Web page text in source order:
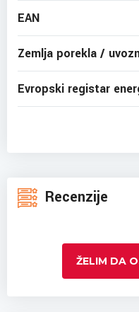
EAN
Zemlja porekla /
Evropski registar
Recenzije
ŽELIM DA